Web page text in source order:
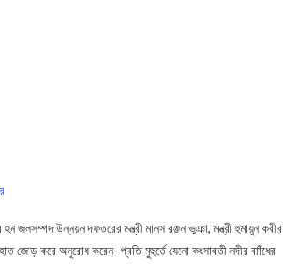
হন জলসম্পদ উন্নয়ন দফতরের মন্ত্রী মানস রঞ্জন ভুঞা, মন্ত্রী হুমায়ুন কবীর
জোড় করে অনুরোধ করেন- প্রতি মুহুর্তে যেনো কংসাবতী নদীর বাাঁধের